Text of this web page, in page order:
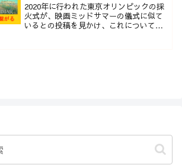
2020年に行われた東京オリンピックの採
火式が、映画ミッドサマーの儀式に似て
いるとの投稿を見かけ、これについて調